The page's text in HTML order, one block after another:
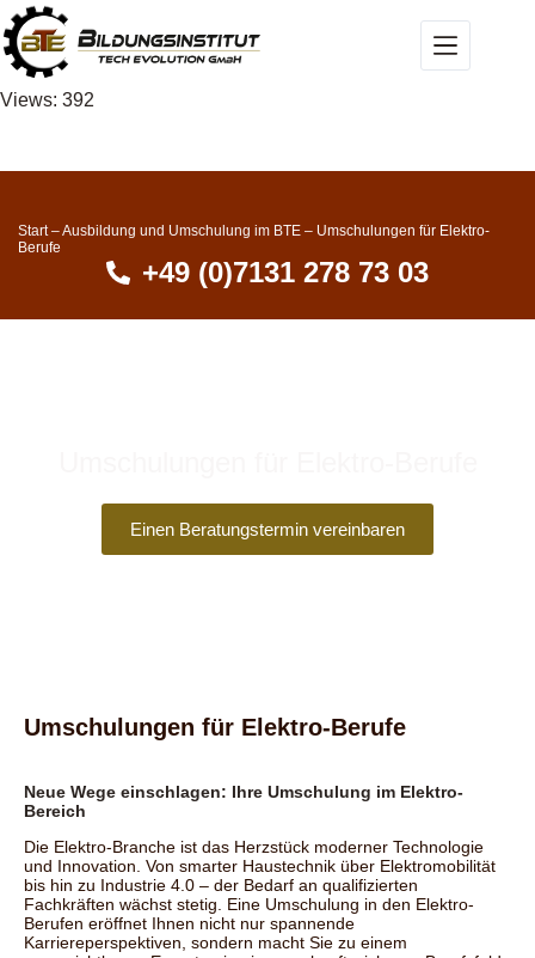
Views: 392
Start–Ausbildung und Umschulung im BTE – Umschulungen für Elektro-
Berufe
+49 (0)7131 278 73 03
Einen Beratungstermin vereinbaren
Umschulungen für Elektro-Berufe
Neue Wege einschlagen: Ihre Umschulung im Elektro-
Bereich
Die Elektro-Branche ist das Herzstück moderner Technologie
und Innovation. Von smarter Haustechnik über Elektromobilität
bis hin zu Industrie 4.0 – der Bedarf an qualifizierten
Fachkräften wächst stetig. Eine Umschulung in den Elektro-
Berufen eröffnet Ihnen nicht nur spannende
Karriereperspektiven, sondern macht Sie zu einem